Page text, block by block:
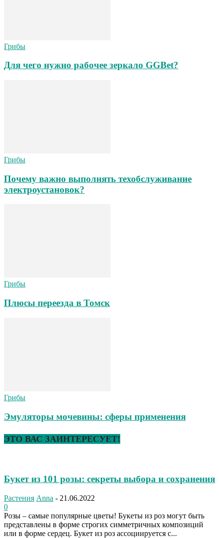
Грибы
Для чего нужно рабочее зеркало GGBet?
Грибы
Почему важно выполнять техобслуживание
электроустановок?
Грибы
Плюсы переезда в Томск
Грибы
Эмуляторы мочевины: сферы применения
ЭТО ВАС ЗАИНТЕРЕСУЕТ!
Букет из 101 розы: секреты выбора и сохранения
Растения Anna - 21.06.2022
0
Розы – самые популярные цветы! Букеты из роз могут быть
представлены в форме строгих симметричных композиций
или в форме сердец. Букет из роз ассоциируется с...